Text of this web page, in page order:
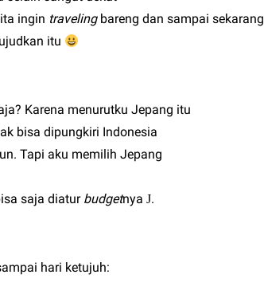
ingin traveling bareng dan sampai sekarang
itu
Karena menurutku Jepang itu
bisa dipungkiri Indonesia
Tapi aku memilih Jepang
saja diatur budgetnya J.
hari ketujuh: